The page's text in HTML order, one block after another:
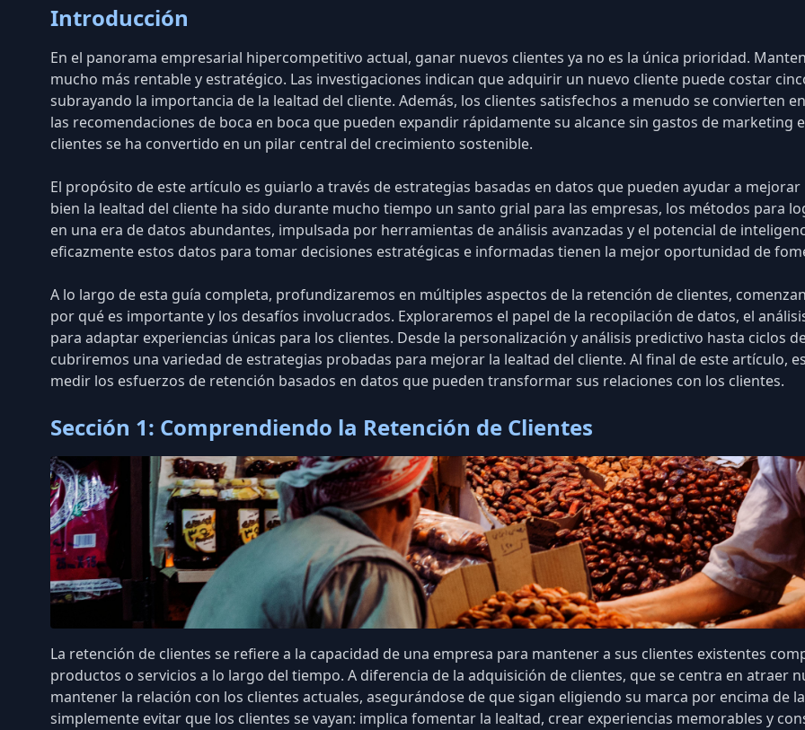
Introducción
En el panorama empresarial hipercompetitivo actual, ganar nuevos clientes ya no es la única prioridad.
mucho más rentable y estratégico. Las investigaciones indican que adquirir un nuevo cliente puede costar
subrayando la importancia de la lealtad del cliente. Además, los clientes satisfechos a menudo se convierten
las recomendaciones de boca en boca que pueden expandir rápidamente su alcance sin gastos de
clientes se ha convertido en un pilar central del crecimiento sostenible.
El propósito de este artículo es guiarlo a través de estrategias basadas en datos que pueden ayudar a
bien la lealtad del cliente ha sido durante mucho tiempo un santo grial para las empresas, los métodos para
en una era de datos abundantes, impulsada por herramientas de análisis avanzadas y el potencial de
eficazmente estos datos para tomar decisiones estratégicas e informadas tienen la mejor oportunidad de
A lo largo de esta guía completa, profundizaremos en múltiples aspectos de la retención de clientes,
por qué es importante y los desafíos involucrados. Exploraremos el papel de la recopilación de datos, el
para adaptar experiencias únicas para los clientes. Desde la personalización yanálisis predictivo hasta ciclos
cubriremos una variedad de estrategias probadas para mejorar la lealtad del cliente. Al final de este artículo,
medir los esfuerzos de retención basados en datos que pueden transformar sus relaciones con los clientes.
Sección 1: Comprendiendo la Retención de Clientes
La retención de clientes se refiere a la capacidad de una empresa para mantener a sus clientes existentes
productos o servicios a lo largo del tiempo. A diferencia de la adquisición de clientes, que se centra en atraer
mantener la relación con los clientes actuales, asegurándose de que sigan eligiendo su marca por encima de
simplemente evitar que los clientes se vayan: implica fomentar la lealtad, crear experiencias memorables y